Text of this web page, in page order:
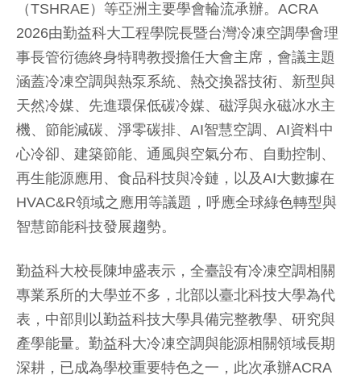
（TSHRAE）等亞洲主要學會輪流承辦。ACRA
2026由勤益科大工程學院長暨台灣冷凍空調學會理
事長管衍德終身特聘教授擔任大會主席，會議主題
涵蓋冷凍空調與熱泵系統、熱交換器技術、新型與
天然冷媒、先進環保低碳冷媒、磁浮與永磁冰水主
機、節能減碳、淨零碳排、AI智慧空調、AI資料中
心冷卻、建築節能、通風與空氣分布、自動控制、
再生能源應用、食品科技與冷鏈，以及AI大數據在
HVAC&R領域之應用等議題，呼應全球綠色轉型與
智慧節能科技發展趨勢。
勤益科大校長陳坤盛表示，全臺設有冷凍空調相關
專業系所的大學並不多，北部以臺北科技大學為代
表，中部則以勤益科技大學具備完整教學、研究與
產學能量。勤益科大冷凍空調與能源相關領域長期
深耕，已成為學校重要特色之一，此次承辦ACRA